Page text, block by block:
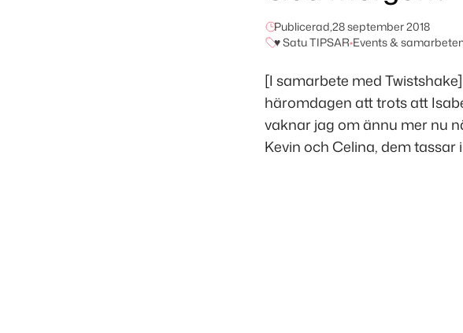
Publicerad,28 september 2018
♥ Satu TIPSAR•Events &
[I samarbete med
häromdagen att trots att
vaknar jag om ännu mer nu
Kevin och Celina, dem